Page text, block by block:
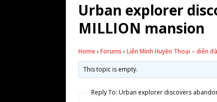
Urban explorer
MILLION mansion
Home› Forums › Liên Minh Huyền Thoại – diễn
This topic is empty.
Reply To: Urban explorer discovers